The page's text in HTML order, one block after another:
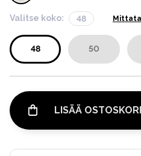
Valitse koko: 48
48 50
LISÄÄ